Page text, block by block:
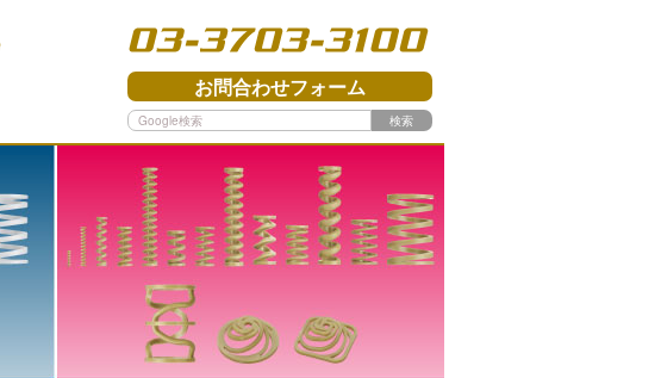
03-3703-3100
お問合わせフォーム
検索
PEEK - Polyether ether ketone